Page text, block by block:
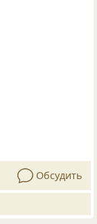
Обсудить